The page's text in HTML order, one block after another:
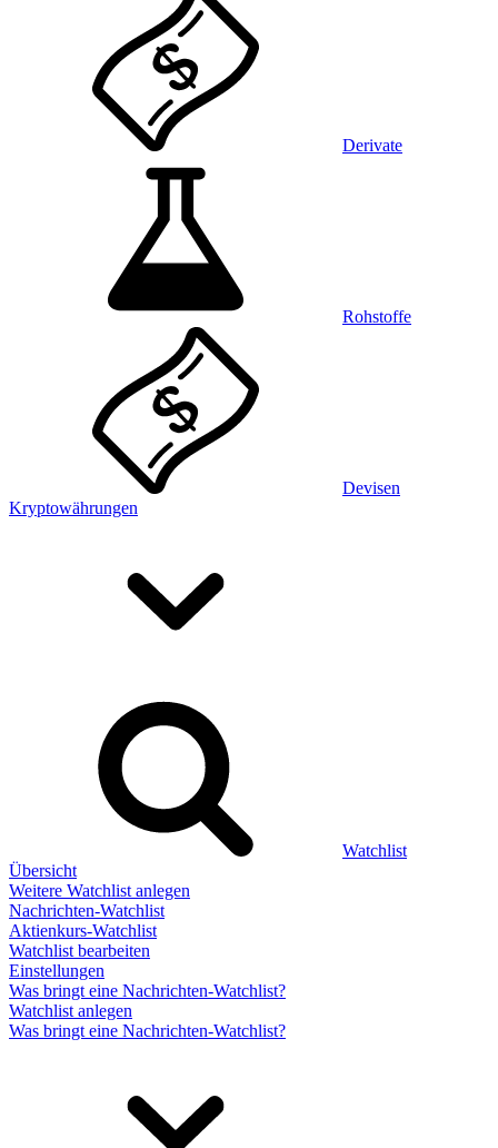
Derivate
Rohstoffe
Devisen
Kryptowährungen
Watchlist
Übersicht
Weitere Watchlist anlegen
Nachrichten-Watchlist
Aktienkurs-Watchlist
Watchlist bearbeiten
Einstellungen
Was bringt eine Nachrichten-Watchlist?
Watchlist anlegen
Was bringt eine Nachrichten-Watchlist?